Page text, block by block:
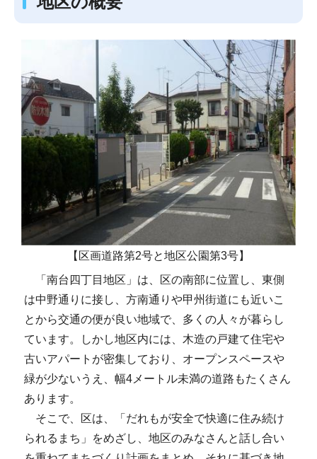
【区画道路第2号と地区公園第3号】
「南台四丁目地区」は、区の南部に位置し、東側
は中野通りに接し、方南通りや甲州街道にも近いこ
とから交通の便が良い地域で、多くの人々が暮らし
ています。しかし地区内には、木造の戸建て住宅や
古いアパートが密集しており、オープンスペースや
緑が少ないうえ、幅4メートル未満の道路もたくさん
あります。
そこで、区は、「だれもが安全で快適に住み続け
られるまち」をめざし、地区のみなさんと話し合い